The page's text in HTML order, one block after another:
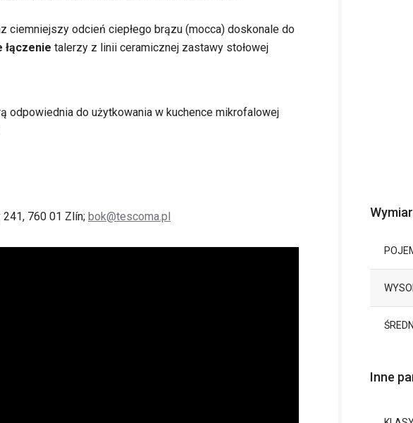
ciemniejszy odcień ciepłego brązu (mocca) doskonale do
łączenie talerzy z linii ceramicznej zastawy stołowej
odpowiednia do użytkowania w kuchence mikrofalowej
241, 760 01 Zlín; bok@tescoma.pl
Inne